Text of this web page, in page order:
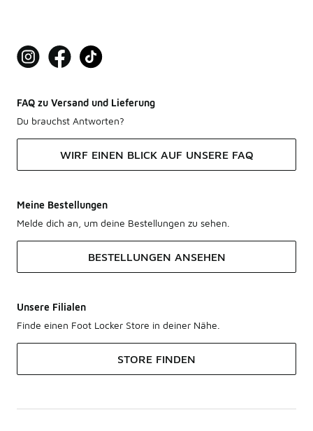
FAQ zu Versand und Lieferung
Du brauchst Antworten?
WIRF EINEN BLICK AUF UNSERE FAQ
Meine Bestellungen
Melde dich an, um deine Bestellungen zu sehen.
BESTELLUNGEN ANSEHEN
Unsere Filialen
Finde einen Foot Locker Store in deiner Nähe.
STORE FINDEN